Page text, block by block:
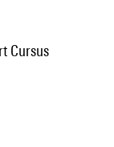
Cursus